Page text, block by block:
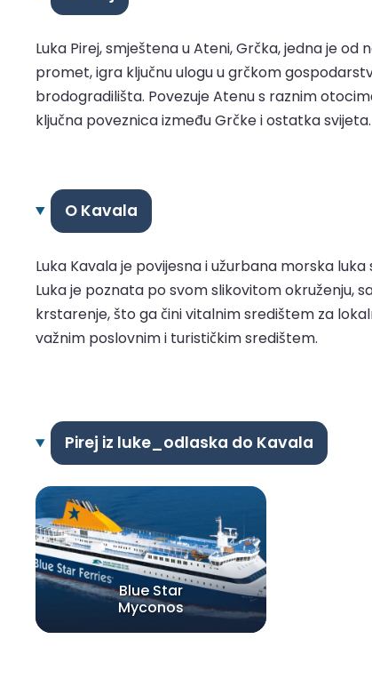
Luka Pirej, smještena u Ateni, Grčka, jedna je
promet, igra ključnu ulogu u grčkom
brodogradilišta. Povezuje Atenu s raznim
ključna poveznica između Grčke i ostatka svijeta.
O Kavala
Luka Kavala je povijesna i užurbana morska
Luka je poznata po svom slikovitom okruženju,
krstarenje, što ga čini vitalnim središtem za
važnim poslovnim i turističkim središtem.
Pirej iz luke_odlaska do Kavala
Blue Star
Myconos